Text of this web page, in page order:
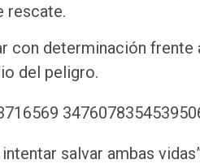
rescate.
con determinación frente
del peligro.
salvar ambas